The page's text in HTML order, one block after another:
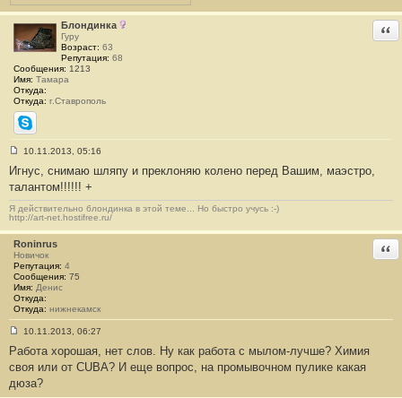
щ
е
н
и
е
1
3
5
Блондинка
Гуру
Возраст: 63
Репутация: 68
Сообщения: 1213
Имя: Тамара
Откуда:
Откуда: г.Ставрополь
Skype
о
б
щ
е
н
и
е
#
1
3
6
10.11.2013, 05:16
Игнус, снимаю шляпу и преклоняю колено перед Вашим, маэстро,
талантом!!!!!! +
Я действительно блондинка в этой теме... Но быстро учусь :-)
http://art-net.hostifree.ru/
Roninrus
Новичок
Репутация: 4
Сообщения: 75
Имя: Денис
Откуда:
Откуда: нижнекамск
о
б
щ
10.11.2013, 06:27
Работа хорошая, нет слов. Ну как работа с мылом-лучше? Химия
своя или от CUBA? И еще вопрос, на промывочном пулике какая
дюза?